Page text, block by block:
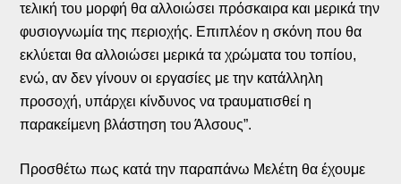
τελική του μορφή θα αλλοιώσει πρόσκαιρα και μερικά την
φυσιογνωμία της περιοχής. Επιπλέον η σκόνη που θα
εκλύεται θα αλλοιώσει μερικά τα χρώματα του τοπίου,
ενώ, αν δεν γίνουν οι εργασίες με την κατάλληλη
προσοχή, υπάρχει κίνδυνος να τραυματισθεί η
παρακείμενη βλάστηση του Άλσους”.
Προσθέτω πως κατά την παραπάνω Μελέτη θα έχουμε